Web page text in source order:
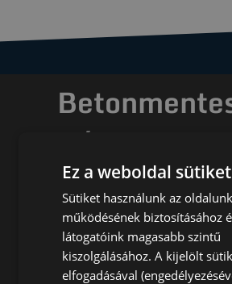
bármilyen
gyorsan,
költséghatékonyan,
Tudja meg most
Ez a weboldal
Sütiket használunk az
működésének biztosításához
látogatóink magasabb szintű
kiszolgálásához. A kijelölt sütik
elfogadásával